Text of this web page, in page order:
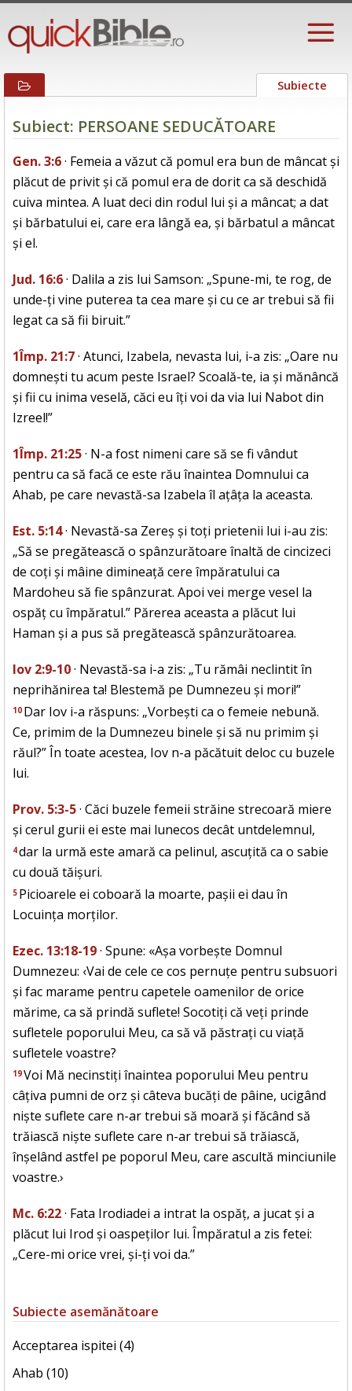
Subiecte
Subiect: PERSOANE SEDUCĂTOARE
Gen. 3:6· Femeia a văzut că pomul era bun de mâncat și
plăcut de privit și că pomul era de dorit ca să deschidă
cuiva mintea. A luat deci din rodul lui și a mâncat; a dat
și bărbatului ei, care era lângă ea, și bărbatul a mâncat
și el.
Jud. 16:6· Dalila a zis lui Samson: „Spune-mi, te rog, de
unde-ți vine puterea ta cea mare și cu ce ar trebui să fii
legat ca să fii biruit.”
1Împ. 21:7· Atunci, Izabela, nevasta lui, i-a zis: „Oare nu
domnești tu acum peste Israel? Scoală-te, ia și mănâncă
și fii cu inima veselă, căci eu îți voi da via lui Nabot din
Izreel!”
1Împ. 21:25· N-a fost nimeni care să se fi vândut
pentru ca să facă ce este rău înaintea Domnului ca
Ahab, pe care nevastă-sa Izabela îl ațâța la aceasta.
Est. 5:14· Nevastă-sa Zereș și toți prietenii lui i-au zis:
„Să se pregătească o spânzurătoare înaltă de cincizeci
de coți și mâine dimineață cere împăratului ca
Mardoheu să fie spânzurat. Apoi vei merge vesel la
ospăț cu împăratul.” Părerea aceasta a plăcut lui
Haman și a pus să pregătească spânzurătoarea.
Iov 2:9-10· Nevastă-sa i-a zis: „Tu rămâi neclintit în
neprihănirea ta! Blestemă pe Dumnezeu și mori!”
10 Dar Iov i-a răspuns: „Vorbești ca o femeie nebună.
Ce, primim de la Dumnezeu binele și să nu primim și
răul?” În toate acestea, Iov n-a păcătuit deloc cu buzele
lui.
Prov. 5:3-5· Căci buzele femeii străine strecoară miere
și cerul gurii ei este mai lunecos decât untdelemnul,
4dar la urmă este amară ca pelinul, ascuțită ca o sabie
cu două tăișuri.
5 Picioarele ei coboară la moarte, pașii ei dau în
Locuința morților.
Ezec. 13:18-19· Spune: «Așa vorbește Domnul
Dumnezeu: ‹Vai de cele ce cos pernuțe pentru subsuori
și fac marame pentru capetele oamenilor de orice
mărime, ca să prindă suflete! Socotiți că veți prinde
sufletele poporului Meu, ca să vă păstrați cu viață
sufletele voastre?
19Voi Mă necinstiți înaintea poporului Meu pentru
câțiva pumni de orz și câteva bucăți de pâine, ucigând
niște suflete care n-ar trebui să moară și făcând să
trăiască niște suflete care n-ar trebui să trăiască,
înșelând astfel pe poporul Meu, care ascultă minciunile
voastre.›
Mc. 6:22· Fata Irodiadei a intrat la ospăț, a jucat și a
plăcut lui Irod și oaspeților lui. Împăratul a zis fetei:
„Cere-mi orice vrei, și-ți voi da.”
Subiecte asemănătoare
Acceptarea ispitei (4)
Ahab (10)